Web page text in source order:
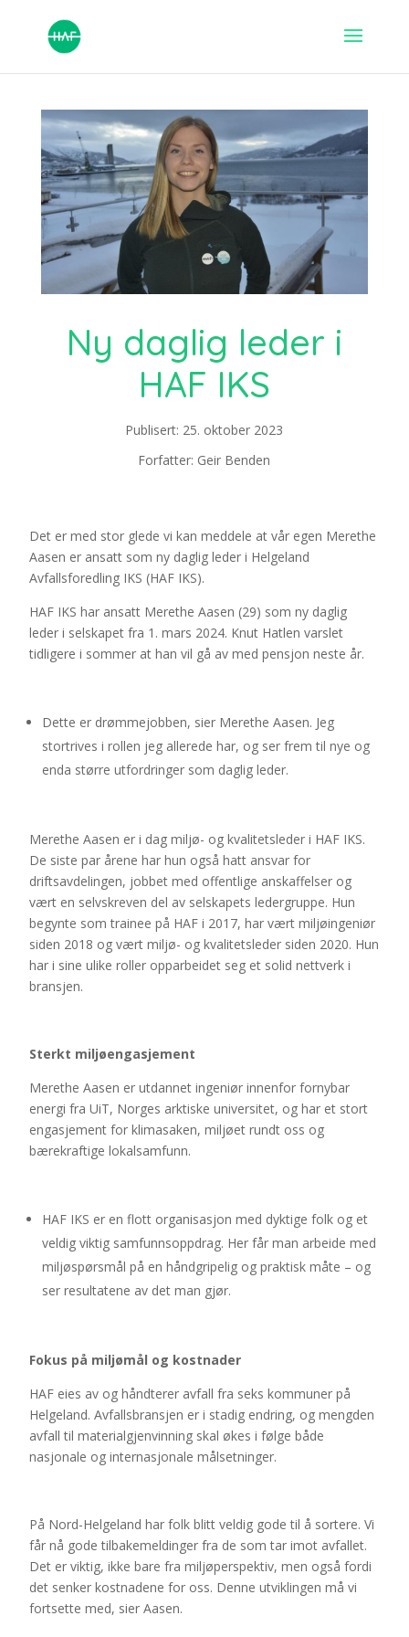
Ny daglig leder i
HAF IKS
Publisert: 25. oktober 2023
Forfatter: Geir Benden
Det er med stor glede vi kan meddele at vår egen Merethe
Aasen er ansatt som ny daglig leder i Helgeland
Avfallsforedling IKS (HAF IKS).
HAF IKS har ansatt Merethe Aasen (29) som ny daglig
leder i selskapet fra 1. mars 2024. Knut Hatlen varslet
tidligere i sommer at han vil gå av med pensjon neste år.
Dette er drømmejobben, sier Merethe Aasen. Jeg
stortrives i rollen jeg allerede har, og ser frem til nye og
enda større utfordringer som daglig leder.
Merethe Aasen er i dag miljø- og kvalitetsleder i HAF IKS.
De siste par årene har hun også hatt ansvar for
driftsavdelingen, jobbet med offentlige anskaffelser og
vært en selvskreven del av selskapets ledergruppe. Hun
begynte som trainee på HAF i 2017, har vært miljøingeniør
siden 2018 og vært miljø- og kvalitetsleder siden 2020. Hun
har i sine ulike roller opparbeidet seg et solid nettverk i
bransjen.
Sterkt miljøengasjement
Merethe Aasen er utdannet ingeniør innenfor fornybar
energi fra UiT, Norges arktiske universitet, og har et stort
engasjement for klimasaken, miljøet rundt oss og
bærekraftige lokalsamfunn.
HAF IKS er en flott organisasjon med dyktige folk og et
veldig viktig samfunnsoppdrag. Her får man arbeide med
miljøspørsmål på en håndgripelig og praktisk måte – og
ser resultatene av det man gjør.
Fokus på miljømål og kostnader
HAF eies av og håndterer avfall fra seks kommuner på
Helgeland. Avfallsbransjen er i stadig endring, og mengden
avfall til materialgjenvinning skal økes i følge både
nasjonale og internasjonale målsetninger.
På Nord-Helgeland har folk blitt veldig gode til å sortere. Vi
får nå gode tilbakemeldinger fra de som tar imot avfallet.
Det er viktig, ikke bare fra miljøperspektiv, men også fordi
det senker kostnadene for oss. Denne utviklingen må vi
fortsette med, sier Aasen.